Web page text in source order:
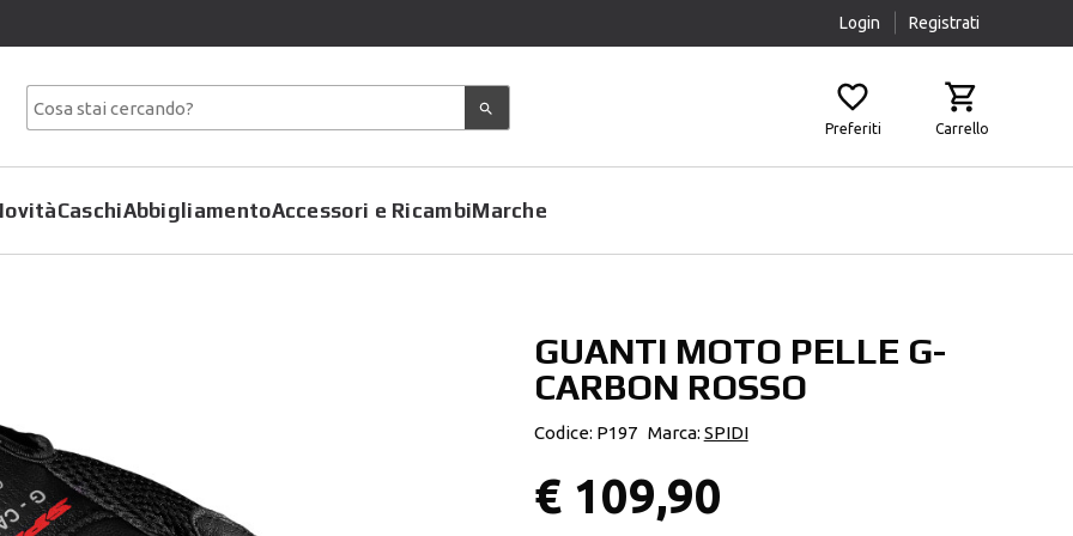
Login Registrati
Preferiti Carrello
Caschi
Prodotti Pulizia
Scaldacollo
Sottocasco
Abbigliamento
Airbag
Fasce Lombari
Ginocchiere
Paraschiena
Protezioni Aggiuntive
Accessori e RicambiMarche
GUANTI MOTO PELLE G-
CARBON ROSSO
Codice: P197 Marca: SPIDI
€ 109,90